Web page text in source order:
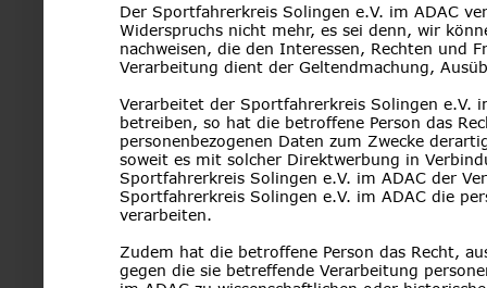
Der Sportfahrerkreis Solingen e.V. im ADAC
Widerspruchs nicht mehr, es sei denn, wir
nachweisen, die den Interessen, Rechten und
Verarbeitung dient der Geltendmachung,
Verarbeitet der Sportfahrerkreis Solingen e.V.
betreiben, so hat die betroffene Person das
personenbezogenen Daten zum Zwecke
soweit es mit solcher Direktwerbung in
Sportfahrerkreis Solingen e.V. im ADAC der
Sportfahrerkreis Solingen e.V. im ADAC die
verarbeiten.
Zudem hat die betroffene Person das Recht,
gegen die sie betreffende Verarbeitung